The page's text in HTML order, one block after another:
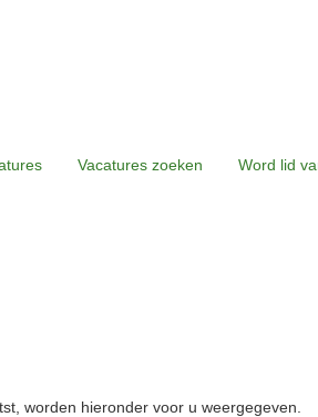
Vacatures zoeken Word lid
worden hieronder voor u weergegeven.